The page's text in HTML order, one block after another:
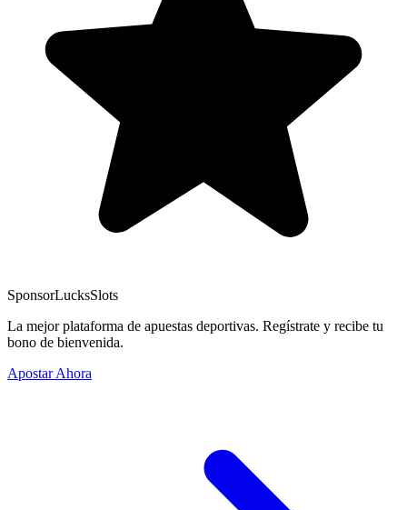
SponsorLucksSlots
La mejor plataforma de apuestas deportivas. Regístrate y recibe tu
bono de bienvenida.
Apostar Ahora